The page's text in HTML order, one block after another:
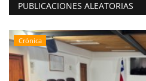
PUBLICACIONES ALEATORIAS
Crónica